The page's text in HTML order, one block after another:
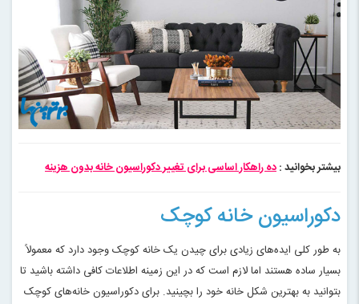
بیشتر بخوانید :ده راهکار اساسی برای تغییر دکوراسیون خانه بدون هزینه
دکوراسیون خانه کوچک
به طور کلی ایده‌های زیادی برای چیدن یک خانه کوچک وجود دارد که معمولاً
بسیار ساده هستند اما لازم است که در این زمینه اطلاعات کافی داشته باشید تا
بتوانید به بهترین شکل خانه خود را بچینید. برای دکوراسیون خانه‌های کوچک